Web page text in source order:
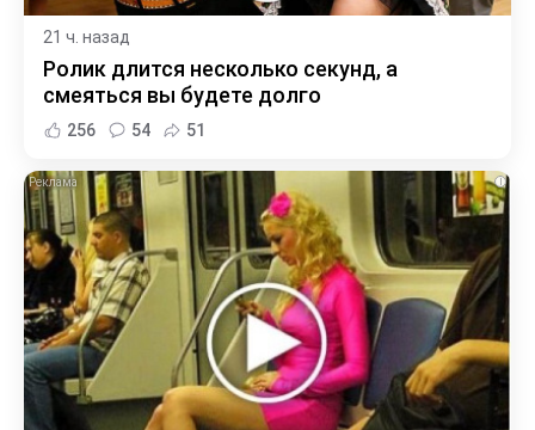
21 ч. назад
Ролик длится несколько секунд, а
смеяться вы будете долго
256 54 51
i